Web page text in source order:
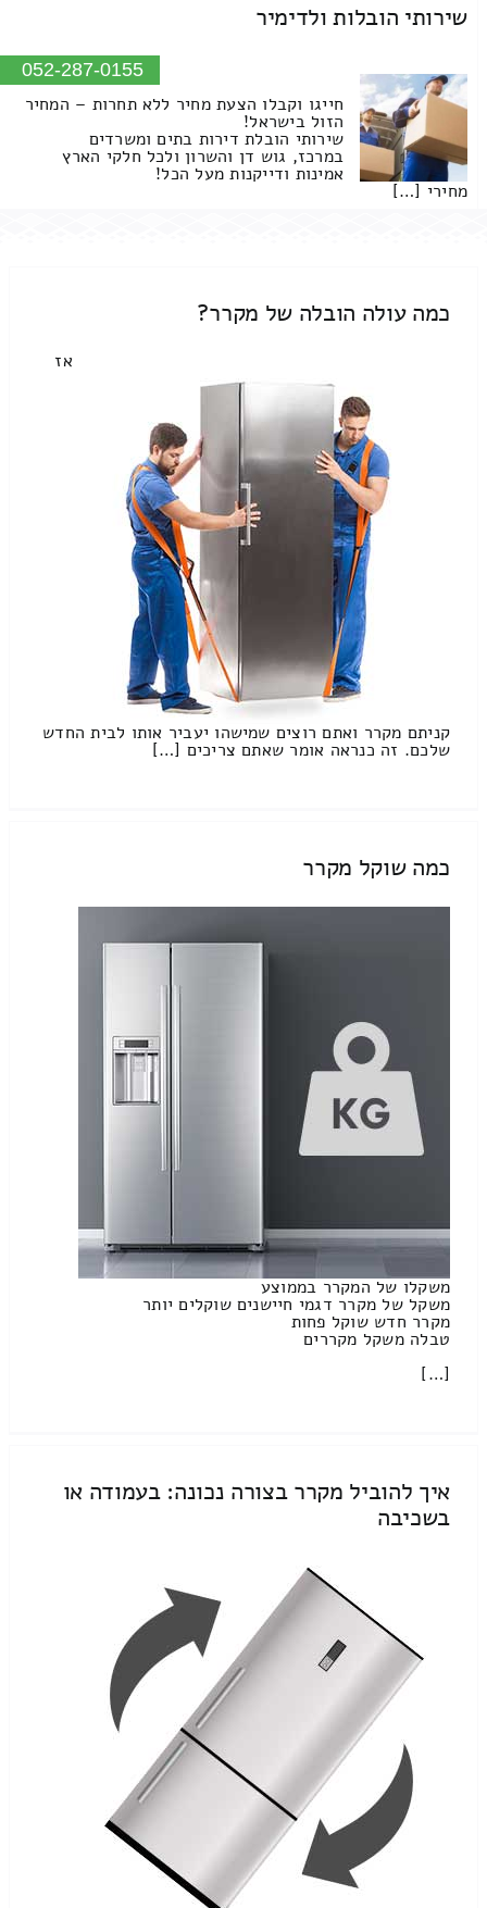
שירותי הובלות ולדימיר
052-287-0155
חייגו וקבלו הצעת מחיר ללא תחרות – המחיר
הזול בישראל!
שירותי הובלת דירות בתים ומשרדים
במרכז, גוש דן והשרון ולכל חלקי הארץ
אמינות ודייקנות מעל הכל!
מחירי […]
כמה עולה הובלה של מקרר?
אז
קניתם מקרר ואתם רוצים שמישהו יעביר אותו לבית החדש
שלכם. זה כנראה אומר שאתם צריכים […]
כמה שוקל מקרר
משקלו של המקרר בממוצע
משקל של מקרר דגמי חיישנים שוקלים יותר
מקרר חדש שוקל פחות
טבלה משקל מקררים
[…]
איך להוביל מקרר בצורה נכונה: בעמודה או
בשכיבה